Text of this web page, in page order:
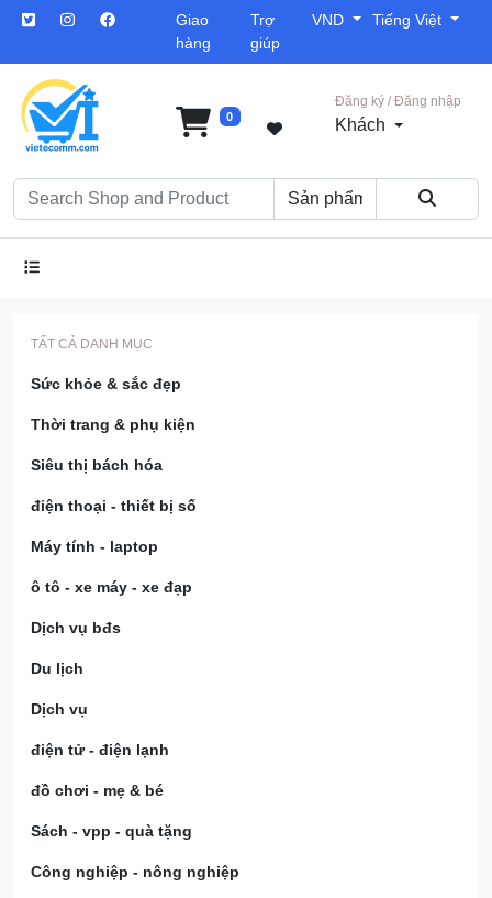
Giao
hàng
Trợ
giúp
VND Tiếng Việt
0
Đăng ký / Đăng nhập
Khách
TẤT CẢ DANH MỤC
Sức khỏe & sắc đẹp
Thời trang & phụ kiện
Siêu thị bách hóa
điện thoại - thiết bị số
Máy tính - laptop
ô tô - xe máy - xe đạp
Dịch vụ bđs
Du lịch
Dịch vụ
điện tử - điện lạnh
đồ chơi - mẹ & bé
Sách - vpp - quà tặng
Công nghiệp - nông nghiệp